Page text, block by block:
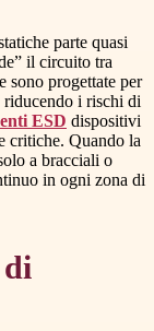
parte quasi
il circuito tra
sono progettate per
riducendo i rischi di
ESD dispositivi
critiche. Quando la
a bracciali o
in ogni zona di